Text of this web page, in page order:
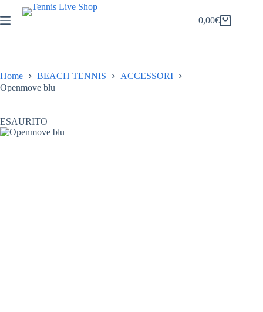
al
contenuto
Carrello
0,00€
Home BEACH TENNIS
ACCESSORI
Openmove blu
ESAURITO